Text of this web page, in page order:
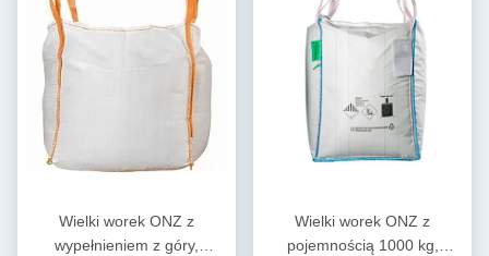
Wielki worek ONZ z
wypełnieniem z góry,
Wielki worek ONZ z
pojemnością 1000 kg,